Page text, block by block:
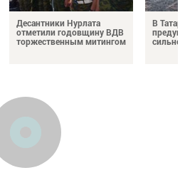
Десантники Нурлата
отметили годовщину ВДВ
торжественным митингом
В